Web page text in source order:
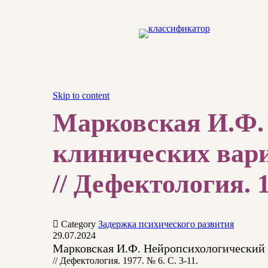
Skip to content
Марковская И.Ф.
клинических
// Дефектология.
 Category Задержка психического развития
29.07.2024
Марковская И.Ф. Нейропсихологический
// Дефектология. 1977. № 6. С. 3-11.